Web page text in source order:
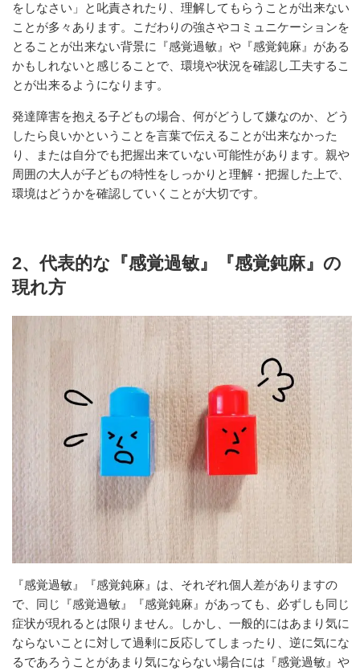
をしなさい」と叱責されたり、理解してもらうことが出来ない
ことが多々あります。こだわりの強さやコミュニケーションを
とることが出来ない背景に『感覚過敏』や『感覚鈍麻』がある
かもしれないと感じることで、環境や状況を確認し工夫するこ
とが出来るようになります。
発達障害を抱える子どもの場合、何がどうして嫌なのか、どう
したら良いかということを言葉で伝えることが出来なかった
り、または自分でも把握出来ていない可能性があります。親や
周囲の大人が子どもの特性をしっかりと理解・把握した上で、
環境はどうかを確認していくことが大切です。
2、代表的な『感覚過敏』『感覚鈍麻』の
現れ方
『感覚過敏』『感覚鈍麻』は、それぞれ個人差がありますの
で、同じ『感覚過敏』『感覚鈍麻』があっても、必ずしも同じ
症状が現れるとは限りません。しかし、一般的にはあまり気に
ならないことに対して過剰に反応してしまったり、逆に気にな
るであろうことがあまり気にならない場合には『感覚過敏』や